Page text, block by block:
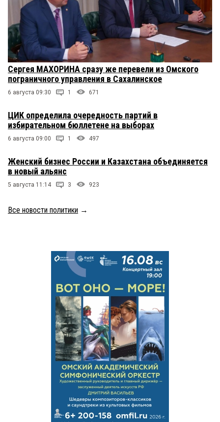
Сергея МАХОРИНА сразу же перевели из Омского
пограничного управления в Сахалинское
6 августа 09:30 1 671
ЦИК определила очередность партий в
избирательном бюллетене на выборах
6 августа 09:00 1 497
Женский бизнес России и Казахстана объединяется
в новый альянс
5 августа 11:14 3 923
Все новости политики →